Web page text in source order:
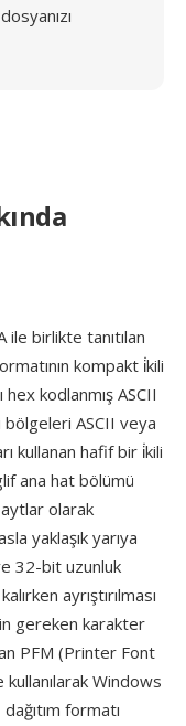
birlikte tanıtılan
kompakt i̇kili
kodlanmış ASCII
ASCII veya
kullanan hafif bir i̇kili
ana hat bölümü
olarak
yaklaşık yarıya
32-bit uzunluk
ayrıştırılması
gereken karakter
PFM (Printer Font
Windows
formatı